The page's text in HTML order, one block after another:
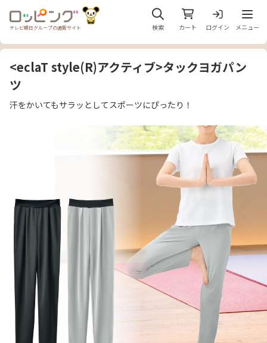
テレビ朝日グループの通販サイト 検索 カート ログイン
メニ
メニュー
<eclaT style(R)アクティブ>タックヨガパン
ツ
汗をかいてもサラッとしてスポーツにぴったり！